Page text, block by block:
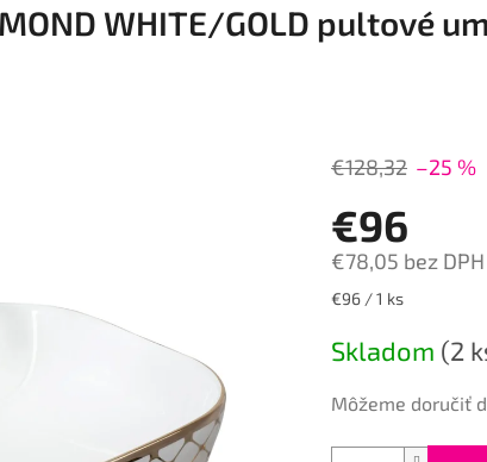
WHITE/GOLD pultové
€128,32 –25 %
€96
€78,05 bez DPH
Jednotková
€96 / 1 ks
Skladom (2
Môžeme doručiť